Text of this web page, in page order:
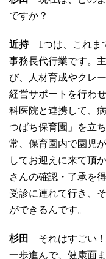
ですか？
近持1つは、これま
事務長代行業です。
び、人材育成やクレ
経営サポートを行わ
科医院と連携して、
つばち保育園」を立
常、保育園内で園児
してお迎えに来て頂
さんの確認・了承を
受診に連れて行き、
ができるんです。
杉田
それはすごい
一歩進んで、健康面